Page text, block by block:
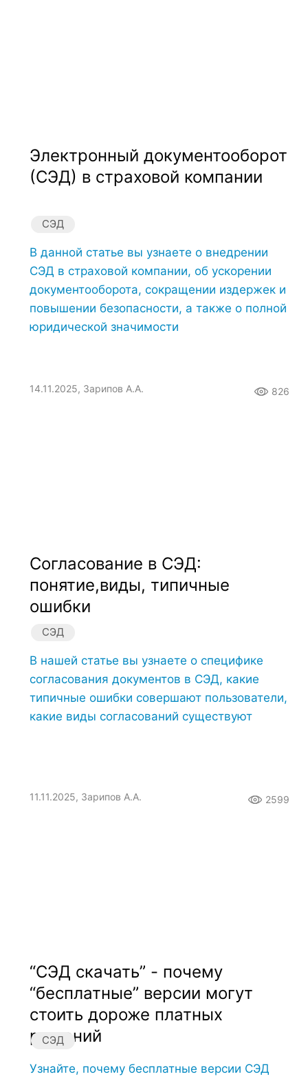
Электронный документооборот
(СЭД) в страховой компании
СЭД
В данной статье вы узнаете о внедрении
СЭД в страховой компании, об ускорении
документооборота, сокращении издержек и
повышении безопасности, а также о полной
юридической значимости
14.11.2025, Зарипов А.А. 826
Согласование в СЭД:
понятие,виды, типичные
ошибки
СЭД
В нашей статье вы узнаете о специфике
согласования документов в СЭД, какие
типичные ошибки совершают пользователи,
какие виды согласований существуют
11.11.2025, Зарипов А.А. 2599
“СЭД скачать” - почему
“бесплатные” версии могут
стоить дороже платных
решений
СЭД
Узнайте, почему бесплатные версии СЭД